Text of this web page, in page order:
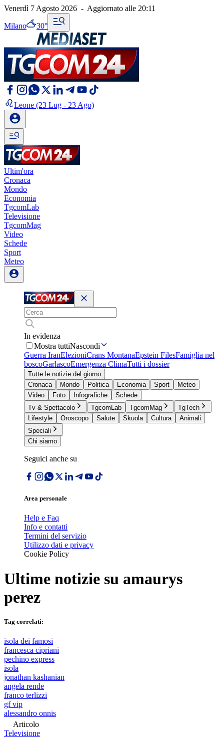
Venerdì 7 Agosto 2026 - Aggiornato alle 20:11
Milano 30°
Leone (23 Lug - 23 Ago)
Ultim'ora
Cronaca
Mondo
Economia
TgcomLab
Televisione
TgcomMag
Video
Schede
Sport
Meteo
In evidenza
Mostra tuttiNascondi
Guerra IranElezioniCrans MontanaEpstein FilesFamiglia nel
boscoGarlascoEmergenza ClimaTutti i dossier
Tutte le notizie del giorno
Cronaca
Mondo Politica Economia Sport
Meteo
Video
Foto Infografiche
Schede
Tv & Spettacolo
TgcomLab TgcomMag
TgTech
Lifestyle
Oroscopo Salute Skuola Cultura
Animali
Speciali
Chi siamo
Seguici anche su
Area personale
Help e Faq
Info e contatti
Termini del servizio
Utilizzo dati e privacy
Cookie Policy
Ultime notizie su amaurys
perez
Tag correlati:
isola dei famosi
francesca cipriani
pechino express
isola
jonathan kashanian
angela rende
franco terlizzi
gf vip
alessandro onnis
Articolo
Televisione